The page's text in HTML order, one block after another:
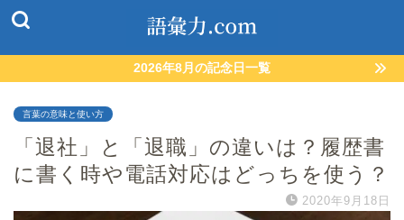
2026年8月の記念日一覧
言葉の意味と使い方
「退社」と「退職」の違いは？履歴書
に書く時や電話対応はどっちを使う？
2020年9月18日